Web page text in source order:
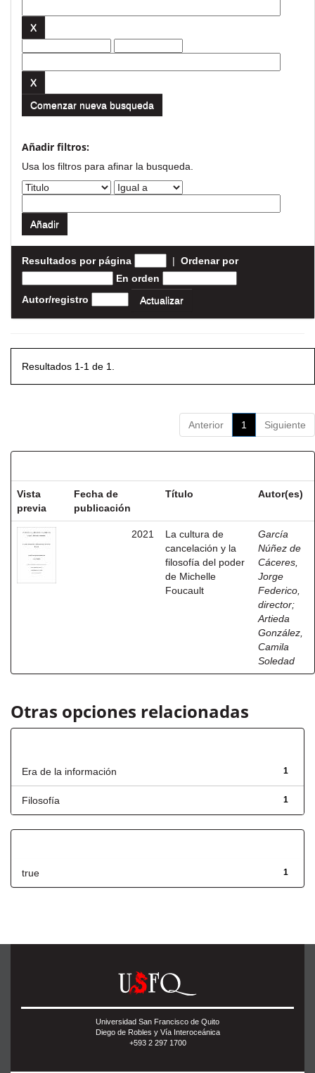
Comenzar nueva busqueda
Añadir filtros:
Usa los filtros para afinar la busqueda.
Resultados por página | Ordenar por
En orden
Autor/registro
Resultados 1-1 de 1.
Anterior 1 Siguiente
Vista
previa
Fecha de
publicación
Título Autor(es)
2021
La cultura de
cancelación y la
filosofía del poder
de Michelle
Foucault
García
Núñez de
Cáceres,
Jorge
Federico,
director;
Artieda
González,
Camila
Soledad
Otras opciones relacionadas
1
Era de la información
1
Filosofía
1
true
Universidad San Francisco de Quito
Diego de Robles y Vía Interoceánica
+593 2 297 1700